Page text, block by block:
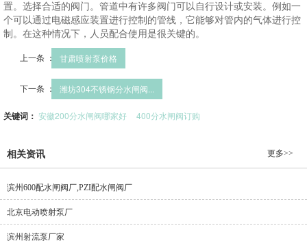
置。选择合适的阀门。管道中有许多阀门可以自行设计或安装。例如一
个可以通过电磁感应装置进行控制的管线，它能够对管内的气体进行控
制。在这种情况下，人员配合使用是很关键的。
上一条 ： 甘肃喷射泵价格
下一条 ： 潍坊304不锈钢分水闸阀...
关键词： 安徽200分水闸阀哪家好 400分水闸阀订购
相关资讯 更多>>
滨州600配水闸阀厂,PZI配水闸阀厂
北京电动喷射泵厂
滨州射流泵厂家